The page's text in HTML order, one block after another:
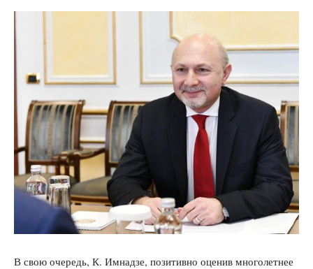
В свою очередь, К. Имнадзе, позитивно оценив многолетнее